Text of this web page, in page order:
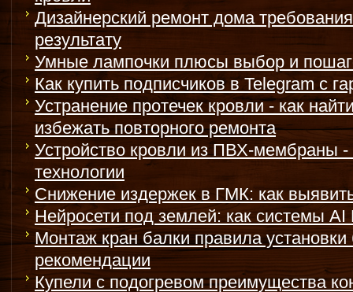
Дизайнерский ремонт дома
результату
Умные лампочки плюсы выбор и
Как купить подписчиков в Telegram с
Устранение протечек кровли - как
избежать повторного ремонта
Устройство кровли из ПВХ-мембраны -
технологии
Снижение издержек в ГМК: как
Нейросети под землей: как системы
Монтаж кран балки правила установки
рекомендации
Купели с подогревом преимущества